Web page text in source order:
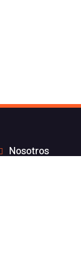
Nosotros